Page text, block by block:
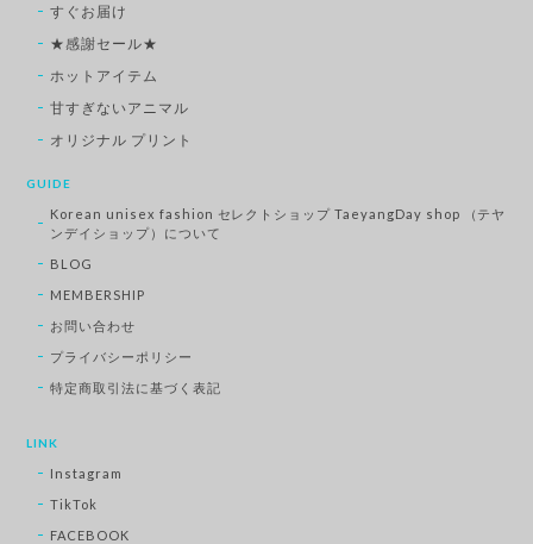
すぐお届け
★感謝セール★
ホットアイテム
甘すぎないアニマル
オリジナル プリント
GUIDE
Korean unisex fashion セレクトショップ TaeyangDay shop （テヤ
ンデイショップ）について
BLOG
MEMBERSHIP
お問い合わせ
プライバシーポリシー
特定商取引法に基づく表記
LINK
Instagram
TikTok
FACEBOOK